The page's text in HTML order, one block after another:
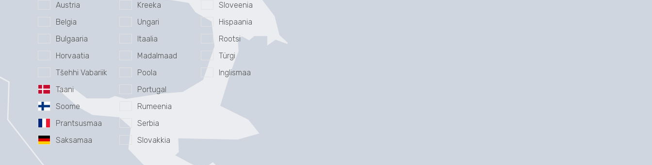
Austria
Belgia
Bulgaaria
Horvaatia
Tšehhi Vabariik
Taani
Soome
Prantsusmaa
Saksamaa
Kreeka
Ungari
Itaalia
Madalmaad
Poola
Portugal
Rumeenia
Serbia
Slovakkia
Sloveenia
Hispaania
Rootsi
Türgi
Inglismaa